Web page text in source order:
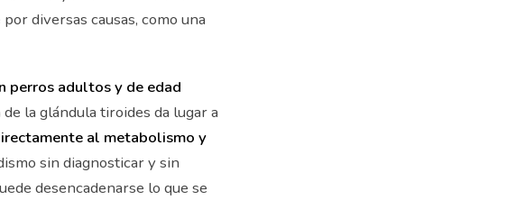
diversas causas, como una
perros adultos y de edad
la glándula tiroides da lugar a
al metabolismo y
sin diagnosticar y sin
desencadenarse lo que se